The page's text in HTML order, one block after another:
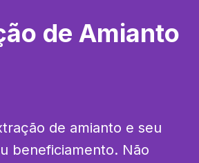
de Amianto
de amianto e seu
beneficiamento. Não